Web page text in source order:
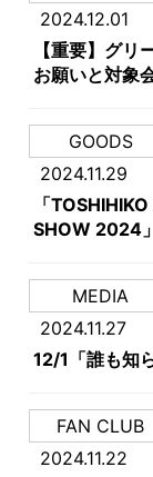
2024.12.01
【重要】グ
お願いと対象
GOODS
2024.11.29
「
SHOW 2024
MEDIA
2024.11.27
12/1「誰も知
FAN CLUB
2024.11.22